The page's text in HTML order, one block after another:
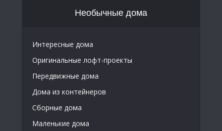
Необычные дома
Интересные дома
Оригинальные лофт-проекты
Передвижные дома
Дома из контейнеров
Сборные дома
Маленькие дома